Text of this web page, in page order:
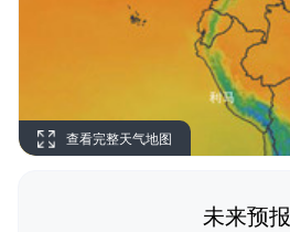
查看完整天气地图
未来预报